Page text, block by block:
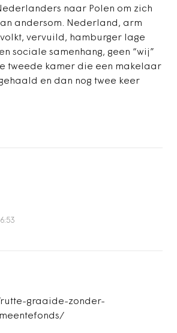
naar Polen om zich
andersom. Nederland, arm
vervuild, hamburger lage
sociale samenhang, geen “wij”
tweede kamer die een makelaar
en dan nog twee keer
graaide-zonder-